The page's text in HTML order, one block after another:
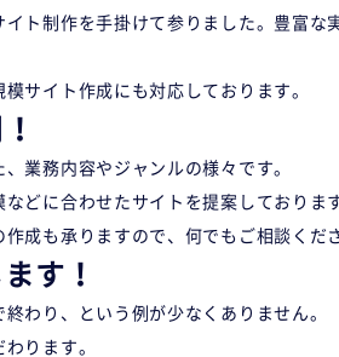
ト制作を手掛けて参りました。豊富
サイト作成にも対応しております。
業務内容やジャンルの様々です。
どに合わせたサイトを提案しておりま
成も承りますので、何でもご相談くだ
す！
わり、という例が少なくありません。
ります。